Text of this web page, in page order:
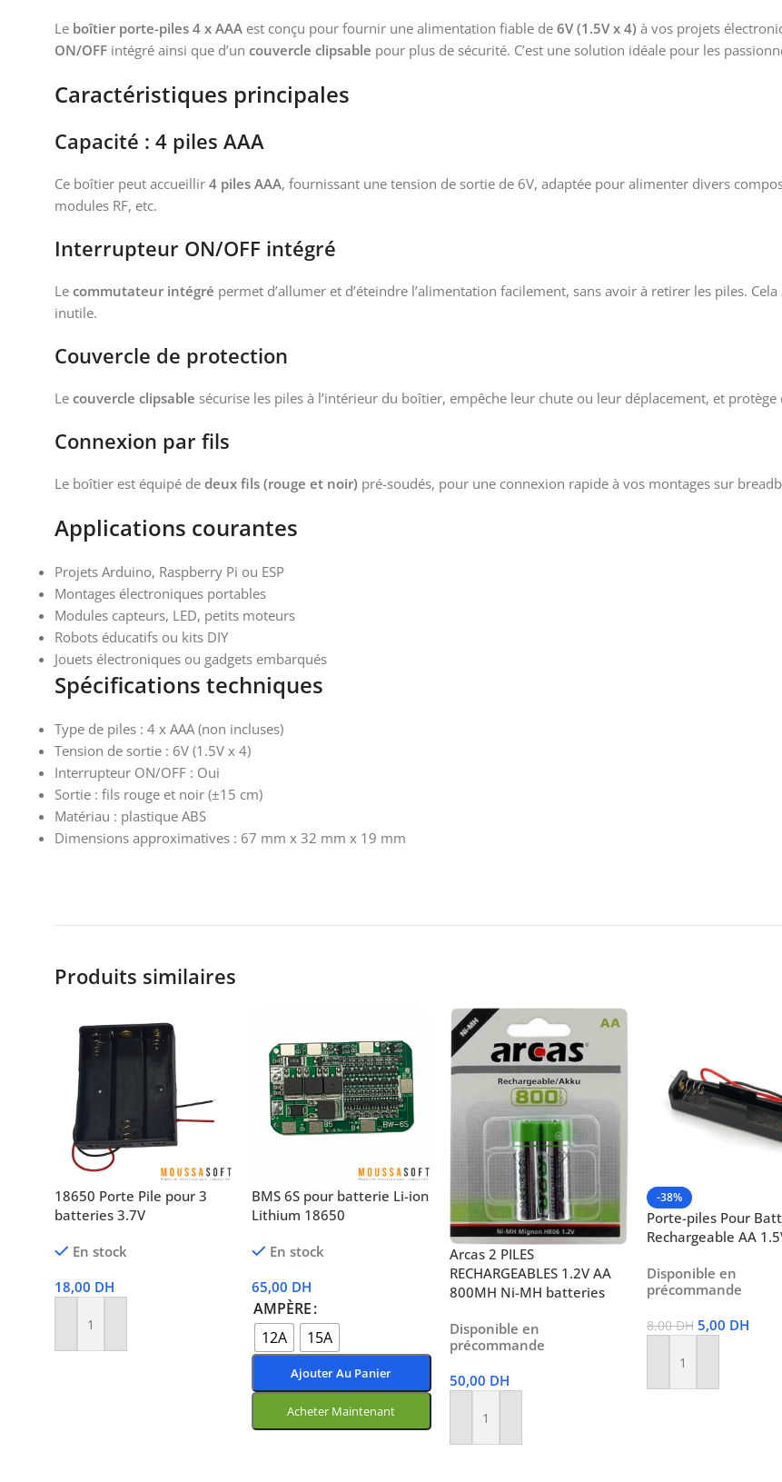
Le boîtier porte-piles 4 x AAA est conçu pour fournir une alimentation fiable de 6V (1.5V x 4) à vos projets
ON/OFF intégré ainsi que d’un couvercle clipsable pour plus de sécurité. C’est une solution idéale pour les
Caractéristiques principales
Capacité : 4 piles AAA
Ce boîtier peut accueillir 4 piles AAA, fournissant une tension de sortie de 6V, adaptée pour alimenter divers
modules RF, etc.
Interrupteur ON/OFF intégré
Le commutateur intégré permet d’allumer et d’éteindre l’alimentation facilement, sans avoir à retirer les piles.
inutile.
Couvercle de protection
Le couvercle clipsable sécurise les piles à l’intérieur du boîtier, empêche leur chute ou leur déplacement, et
Connexion par fils
Le boîtier est équipé de deux fils (rouge et noir) pré-soudés, pour une connexion rapide à vos montages sur
Applications courantes
Projets Arduino, Raspberry Pi ou ESP
Montages électroniques portables
Modules capteurs, LED, petits moteurs
Robots éducatifs ou kits DIY
Jouets électroniques ou gadgets embarqués
Spécifications techniques
Type de piles : 4 x AAA (non incluses)
Tension de sortie : 6V (1.5V x 4)
Interrupteur ON/OFF : Oui
Sortie : fils rouge et noir (±15 cm)
Matériau : plastique ABS
Dimensions approximatives : 67 mm x 32 mm x 19 mm
Produits similaires
18650 Porte Pile pour 3
batteries 3.7V
En stock
18,00 DH
Ajouter Au Panier
BMS 6S pour batterie Li-ion
Lithium 18650
En stock
65,00 DH
AMPÈRE
12A
15A
Ajouter Au Panier
Acheter Maintenant
Arcas 2 PILES
RECHARGEABLES 1.2V AA
800MH Ni-MH batteries
Disponible en
précommande
50,00 DH
Ajouter Au Panier
-38%
Porte-piles Pour
Rechargeable AA
Disponible en
précommande
8,00DH 5,00 DH
Ajouter Au Panier